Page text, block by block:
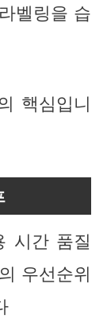
벨링을 습
핵심입니
시간 품질
우선순위